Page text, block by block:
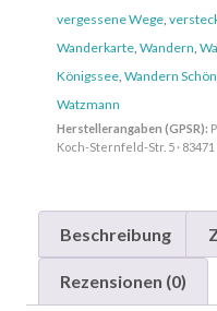
vergessene Wege
Wanderkarte Wandern
Königssee Wandern
Watzmann
Herstellerangaben (GPSR):
Koch-Sternfeld-Str. 5 ·
Beschreibung
Rezensionen (0)